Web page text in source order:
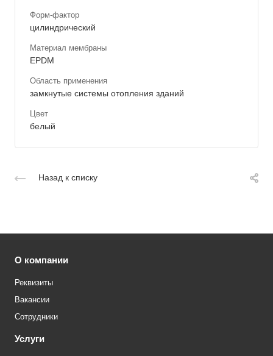
Форм-фактор
цилиндрический
Материал мембраны
EPDM
Область применения
замкнутые системы отопления зданий
Цвет
белый
Назад к списку
О компании
Реквизиты
Вакансии
Сотрудники
Услуги